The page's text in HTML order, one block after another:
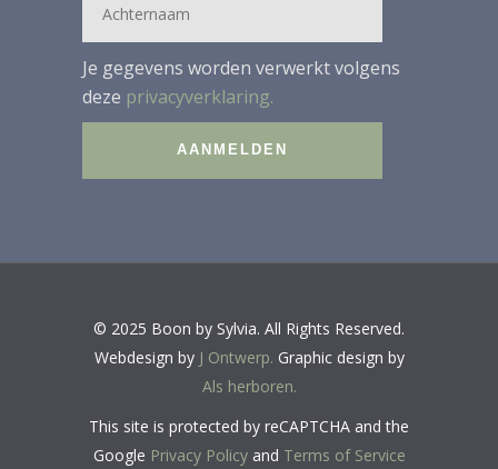
Je gegevens worden verwerkt volgens
deze privacyverklaring.
© 2025 Boon by Sylvia. All Rights Reserved.
Webdesign by J Ontwerp. Graphic design by
Als herboren.
This site is protected by reCAPTCHA and the
Google Privacy Policyand Terms of Service